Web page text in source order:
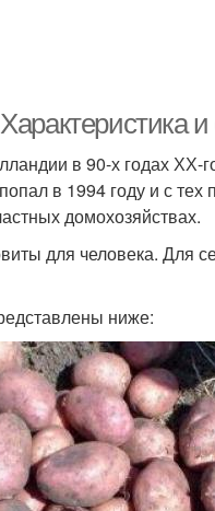
в 90-х годах ХХ-
в 1994 году и с
домохозяйствах.
для человека. Для
ниже: